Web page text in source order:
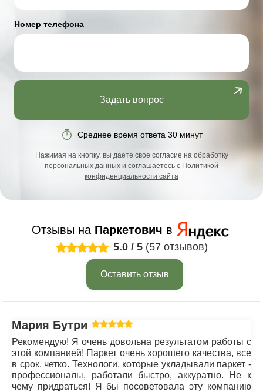
Номер телефона
Задать вопрос
Среднее время ответа 30 минут
Нажимая на кнопку, вы даете свое согласие на обработку
персональных данных и соглашаетесь с Политикой
конфиденциальности сайта
Отзывы на Паркетович в
5.0 / 5 (57 отзывов)
Оставить отзыв
Мария Бутрим
Рекомендую! Я очень довольна результатом работы с
этой компанией! Паркет очень хорошего качества, все
в срок, четко. Технологи, которые укладывали паркет -
профессионалы, работали быстро, аккуратно. Не к
чему придраться! Я бы посоветовала эту компанию